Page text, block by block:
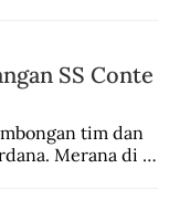
SS Conte
tim dan
Merana di